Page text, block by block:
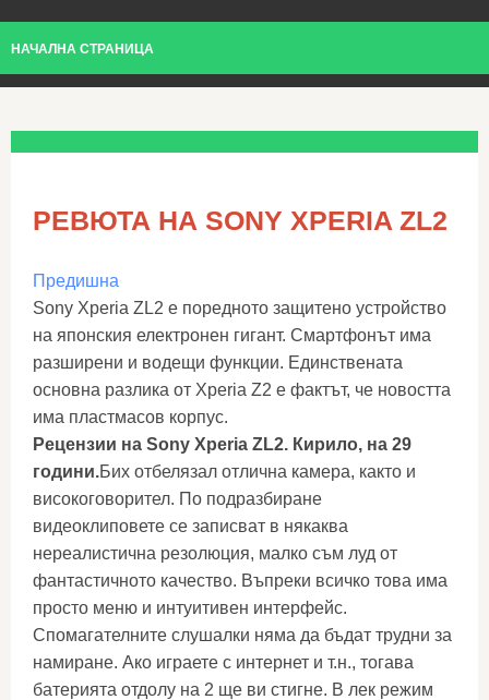
НАЧАЛНА СТРАНИЦА
РЕВЮТА НА SONY XPERIA ZL2
Предишна
Sony Xperia ZL2 е поредното защитено устройство
на японския електронен гигант. Смартфонът има
разширени и водещи функции. Единствената
основна разлика от Xperia Z2 е фактът, че новостта
има пластмасов корпус.
Рецензии на Sony Xperia ZL2. Кирило, на 29
години.Бих отбелязал отлична камера, както и
високоговорител. По подразбиране
видеоклиповете се записват в някаква
нереалистична резолюция, малко съм луд от
фантастичното качество. Въпреки всичко това има
просто меню и интуитивен интерфейс.
Спомагателните слушалки няма да бъдат трудни за
намиране. Ако играете с интернет и т.н., тогава
батерията отдолу на 2 ще ви стигне. В лек режим